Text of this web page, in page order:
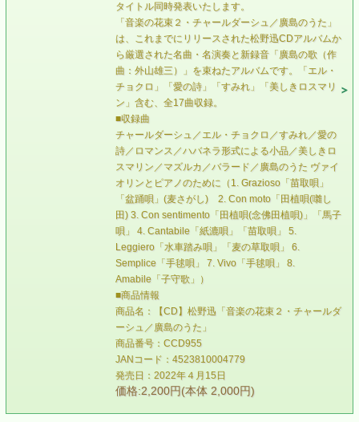
タイトル同時発表いたします。
「音楽の花束２・チャールダーシュ／廣島のうた」
は、これまでにリリースされた松野迅CDアルバムか
ら厳選された名曲・名演奏と新録音「廣島の歌（作
曲：外山雄三）」を束ねたアルバムです。「エル・
チョクロ」「愛の詩」「すみれ」「美しきロスマリ
ン」含む、全17曲収録。
■収録曲
チャールダーシュ／エル・チョクロ／すみれ／愛の
詩／ロマンス／ハバネラ形式による小品／美しきロ
スマリン／マズルカ／バラード／廣島のうた ヴァイ
オリンとピアノのために（1. Grazioso「苗取唄」
「盆踊唄」(麦さがし) 2. Con moto「田植唄(囃し
田) 3. Con sentimento「田植唄(念佛田植唄)」「馬子
唄」 4. Cantabile「紙漉唄」「苗取唄」 5.
Leggiero「水車踏み唄」「麦の草取唄」 6.
Semplice「手毬唄」 7. Vivo「手毬唄」 8.
Amabile「子守歌」）
■商品情報
商品名：【CD】松野迅「音楽の花束２・チャールダ
ーシュ／廣島のうた」
商品番号：CCD955
JANコード：4523810004779
発売日：2022年４月15日
価格:2,200円(本体 2,000円)